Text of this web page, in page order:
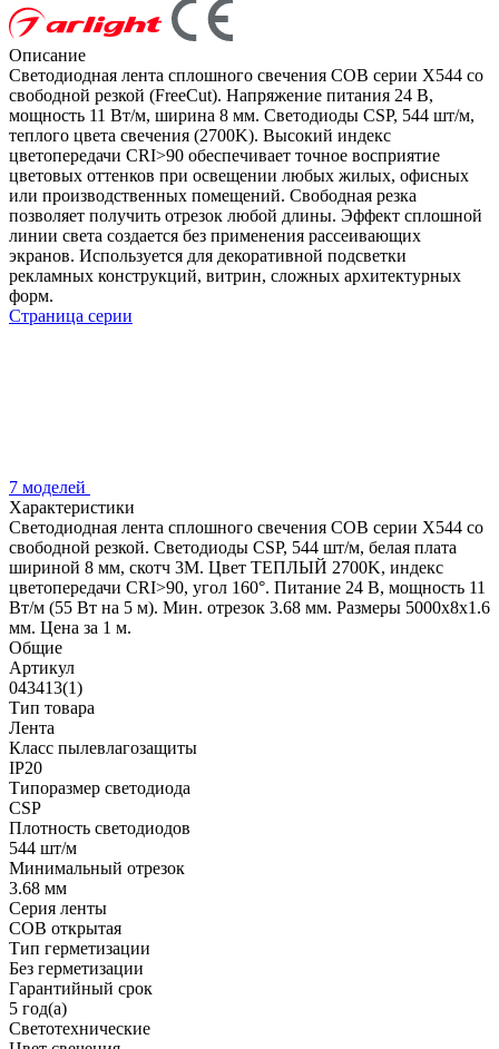
Описание
Светодиодная лента сплошного свечения COB серии X544 со
свободной резкой (FreeCut). Напряжение питания 24 В,
мощность 11 Вт/м, ширина 8 мм. Светодиоды CSP, 544 шт/м,
теплого цвета свечения (2700K). Высокий индекс
цветопередачи CRI>90 обеспечивает точное восприятие
цветовых оттенков при освещении любых жилых, офисных
или производственных помещений. Свободная резка
позволяет получить отрезок любой длины. Эффект сплошной
линии света создается без применения рассеивающих
экранов. Используется для декоративной подсветки
рекламных конструкций, витрин, сложных архитектурных
форм.
Страница серии
7 моделей
Характеристики
Светодиодная лента сплошного свечения COB серии X544 со
свободной резкой. Светодиоды CSP, 544 шт/м, белая плата
шириной 8 мм, скотч 3M. Цвет ТЕПЛЫЙ 2700K, индекс
цветопередачи CRI>90, угол 160°. Питание 24 В, мощность 11
Вт/м (55 Вт на 5 м). Мин. отрезок 3.68 мм. Размеры 5000х8х1.6
мм. Цена за 1 м.
Общие
Артикул
043413(1)
Тип товара
Лента
Класс пылевлагозащиты
IP20
Типоразмер светодиода
CSP
Плотность светодиодов
544 шт/м
Минимальный отрезок
3.68 мм
Серия ленты
COB открытая
Тип герметизации
Без герметизации
Гарантийный срок
5 год(а)
Светотехнические